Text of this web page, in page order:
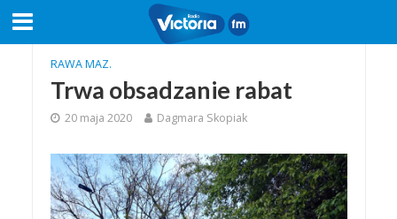
RAWA MAZ.
Trwa obsadzanie rabat
20 maja 2020 Dagmara Skopiak